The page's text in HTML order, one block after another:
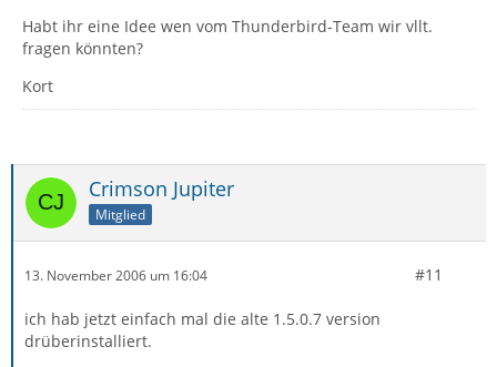
Habt ihr eine Idee wen vom Thunderbird-Team wir vllt.
fragen könnten?
Kort
Crimson Jupiter
Mitglied
13. November 2006 um 16:04 #11
ich hab jetzt einfach mal die alte 1.5.0.7 version
drüberinstalliert.